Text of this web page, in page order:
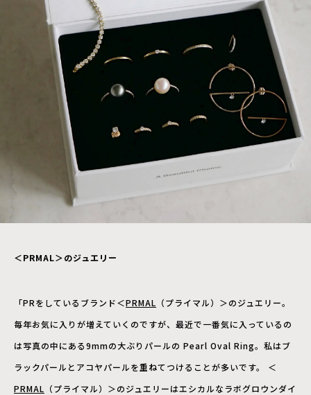
＜PRMAL＞のジュエリー
「PRをしているブランド＜PRMAL （プライマル）＞のジュエリー。
毎年お気に入りが増えていくのですが、最近で一番気に入っているの
は写真の中にある9mmの大ぶりパールの Pearl Oval Ring。私はブ
ラックパールとアコヤパールを重ねてつけることが多いです。 ＜
PRMAL （プライマル）＞のジュエリーはエシカルなラボグロウンダイ